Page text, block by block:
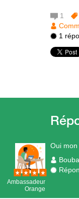
1
1
Ambassadeur
Orange
Oui mon